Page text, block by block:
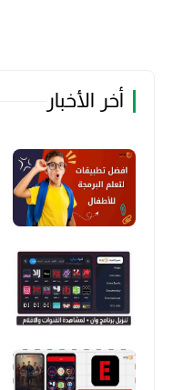
أخر الأخبار